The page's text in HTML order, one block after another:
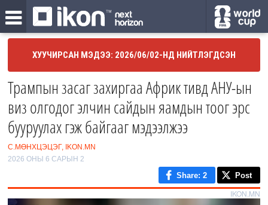
ХУУЧИРСАН МЭДЭЭ: 2026/06/02-НД НИЙТЛЭГДСЭН
Трампын засаг захиргаа Африк тивд АНУ-ын
виз олгодог элчин сайдын яамдын тоог эрс
бууруулах гэж байгааг мэдээлжээ
С.МӨНХЦЭЦЭГ, IKON.MN
2026 ОНЫ 6 САРЫН 2
Share: 2 Post
IKON.MN